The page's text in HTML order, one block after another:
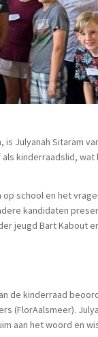
Julyanah Sitaram
kinderraadslid,
school en het
kandidaten
jeugd Bart Kabout
de kinderraad
(FlorAalsmeer).
aan het woord en